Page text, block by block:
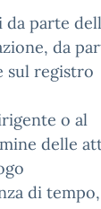
da parte
da
sul registro
o al
delle
di